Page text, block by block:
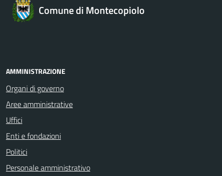
Comune di Montecopiolo
AMMINISTRAZIONE
Organi di governo
Aree amministrative
Uffici
Enti e fondazioni
Politici
Personale amministrativo